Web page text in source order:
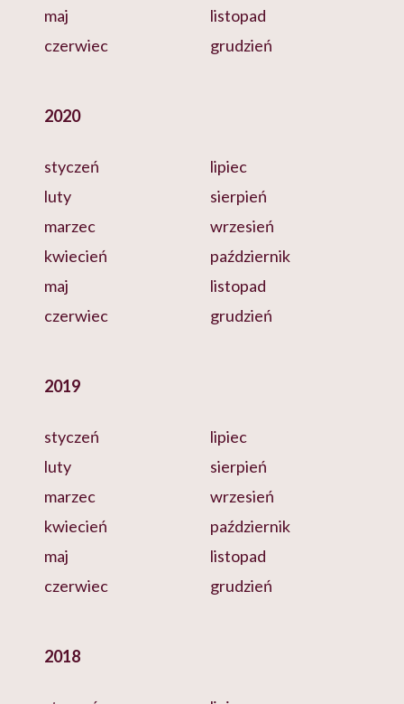
maj
czerwiec
listopad
grudzień
2020
styczeń
luty
marzec
kwiecień
maj
czerwiec
lipiec
sierpień
wrzesień
październik
listopad
grudzień
2019
styczeń
luty
marzec
kwiecień
maj
czerwiec
lipiec
sierpień
wrzesień
październik
listopad
grudzień
2018